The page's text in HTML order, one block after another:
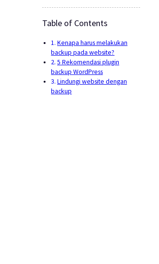
Table of Contents
Kenapa harus melakukan
backup pada website?
5 Rekomendasi plugin
backup WordPress
Lindungi website dengan
backup